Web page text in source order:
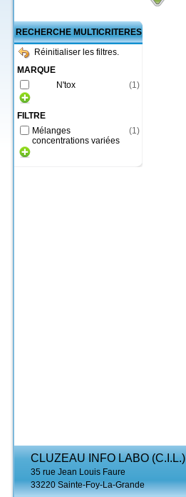
RECHERCHE MULTICRITERES
Réinitialiser les filtres.
MARQUE
N'tox
(1)
FILTRE
Mélanges
concentrations variées
(1)
CLUZEAU INFO LABO (C.I.L.)
35 rue Jean Louis Faure
33220 Sainte-Foy-La-Grande